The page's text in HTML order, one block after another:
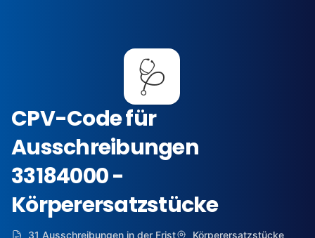
🩺
CPV-Code für
Ausschreibungen
33184000 -
Körperersatzstücke
31 Ausschreibungen in der Frist Körperersatzstücke